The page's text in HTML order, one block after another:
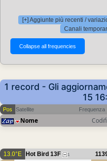
[+] Aggiunte più recenti /
Canali
1 record - Gli
15
Pos Satellite Frequenza
Nome
13.0°E Hot Bird 13F 1